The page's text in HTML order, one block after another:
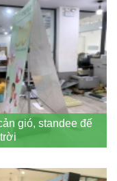
gió, standee đế